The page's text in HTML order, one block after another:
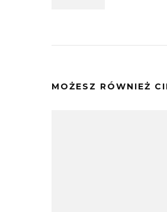
MOŻESZ RÓWNIEŻ